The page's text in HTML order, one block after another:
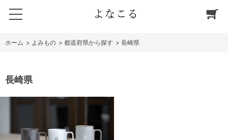
ホーム > よみもの > 都道府県から探す > 長崎県
長崎県